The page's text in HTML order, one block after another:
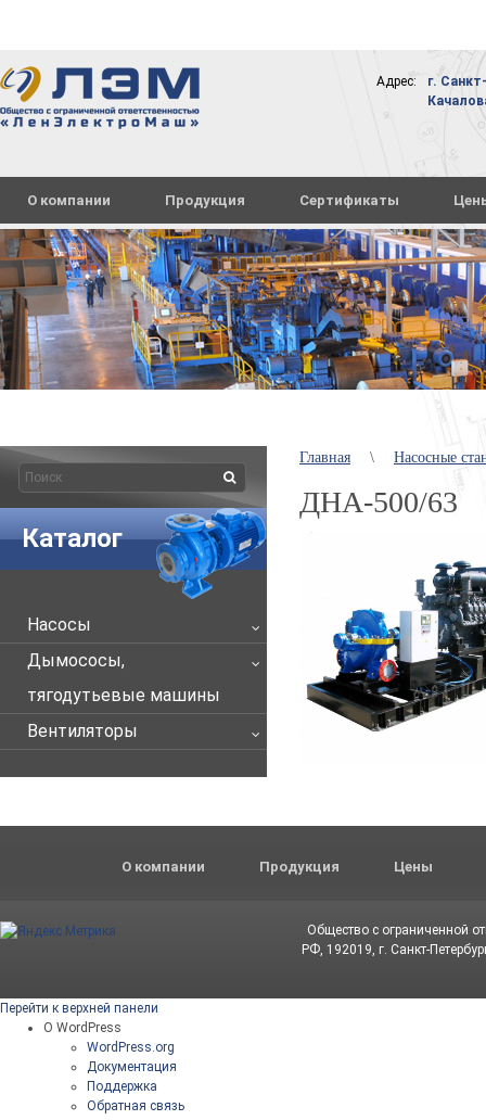
Адрес:
г.
О компании Продукция Сертификаты
Каталог
Насосы
Дымососы,
тягодутьевые машины
Вентиляторы
Главная \ Насосные
ДНА-500/63
О компании Продукция Цены
Общество с ограниченной
РФ, 192019, г. Санкт-
Перейти к верхней панели
О WordPress
WordPress.org
Документация
Поддержка
Обратная связь